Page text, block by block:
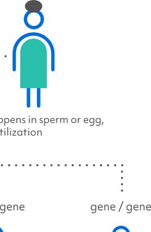
in sperm or egg,
gene /